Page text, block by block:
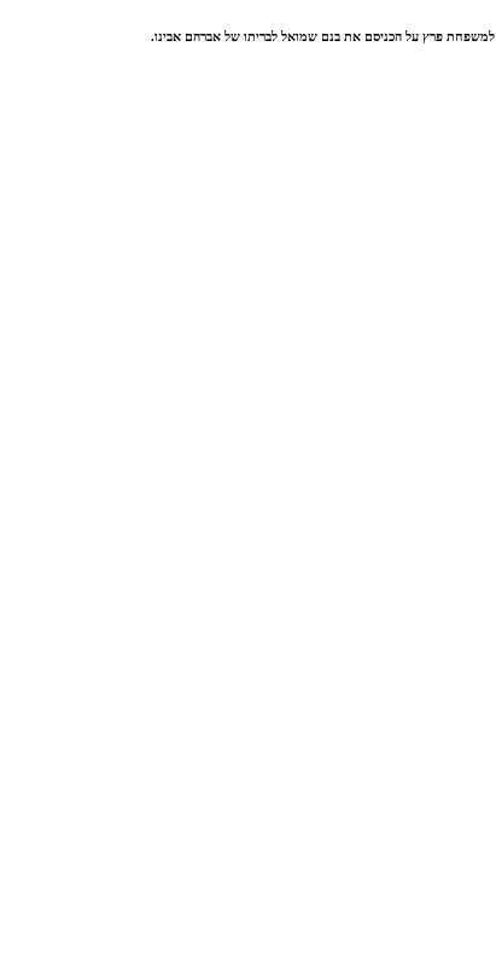
למשפחת פרץ על הכניסם את בנם שמואל לבריתו של אברהם אבינו.